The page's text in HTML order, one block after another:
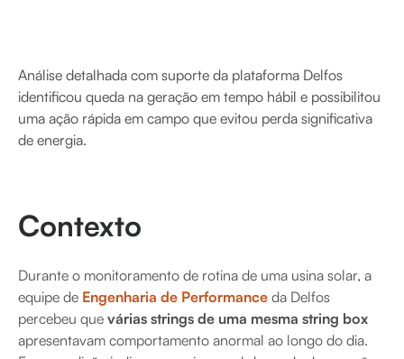
Análise detalhada com suporte da plataforma Delfos
identificou queda na geração em tempo hábil e possibilitou
uma ação rápida em campo que evitou perda significativa
de energia.
Contexto
Durante o monitoramento de rotina de uma usina solar, a
equipe de Engenharia de Performance da Delfos
percebeu que várias strings de uma mesma string box
apresentavam comportamento anormal ao longo do dia.